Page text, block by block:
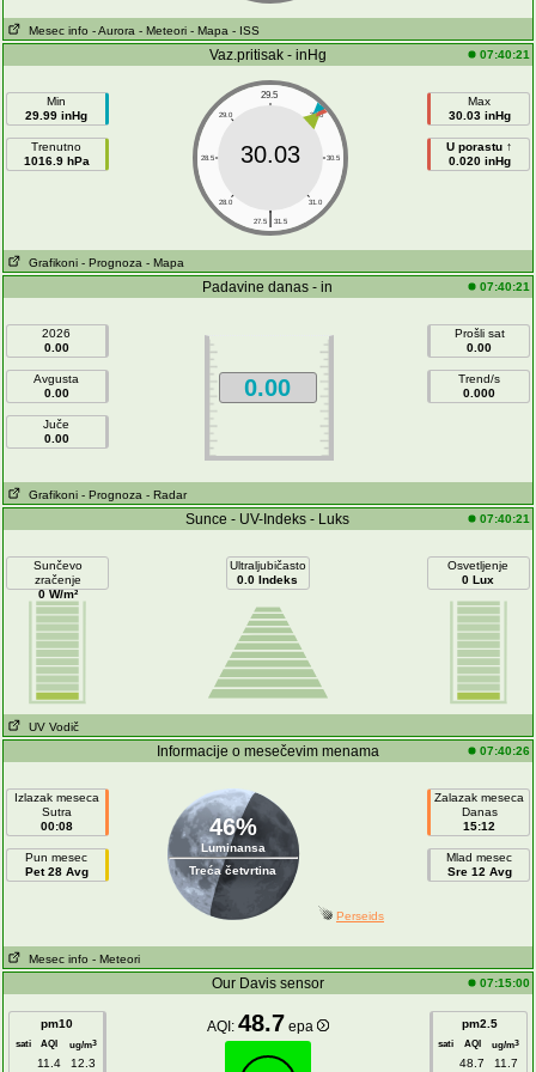
Mesec info - Aurora - Meteori - Mapa - ISS
Vaz.pritisak - inHg 07:40:21
Min
29.99 inHg
Trenutno
1016.9 hPa
29.5
29.0 30.0
28.5 30.5
28.0 31.0
|
27.5 31.5
30.03
Max
30.03 inHg
U porastu ↑
0.020 inHg
Grafikoni - Prognoza - Mapa
Padavine danas - in 07:40:21
2026
0.00
Avgusta
0.00
Juče
0.00
0.00
Prošli sat
0.00
Trend/s
0.000
Grafikoni - Prognoza - Radar
Sunce - UV-Indeks - Luks 07:40:21
Sunčevo
zračenje
0 W/m²
Ultraljubičasto
0.0 Indeks
Osvetljenje
0 Lux
UV Vodič
Informacije o mesečevim menama 07:40:26
Izlazak meseca
Sutra
00:08
Pun mesec
Pet 28 Avg
46%
Luminansa
Treća četvrtina
Zalazak meseca
Danas
15:12
Mlad mesec
Sre 12 Avg
Perseids
Mesec info - Meteori
Our Davis sensor 07:15:00
pm10
sati AQI ug/m3
11.4 12.3
AQI: 48.7 epa pm2.5
sati AQI ug/m3
48.7 11.7